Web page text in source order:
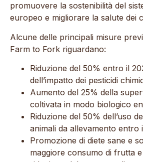
promuovere la sostenibilità del
europeo e migliorare la salute dei
Alcune delle principali misure
Farm to Fork riguardano:
Riduzione del 50% entro il
dell’impatto dei pesticidi
Aumento del 25% della
coltivata in modo biologico
Riduzione del 50% dell’uso
animali da allevamento entro
Promozione di diete sane e
maggiore consumo di frutta